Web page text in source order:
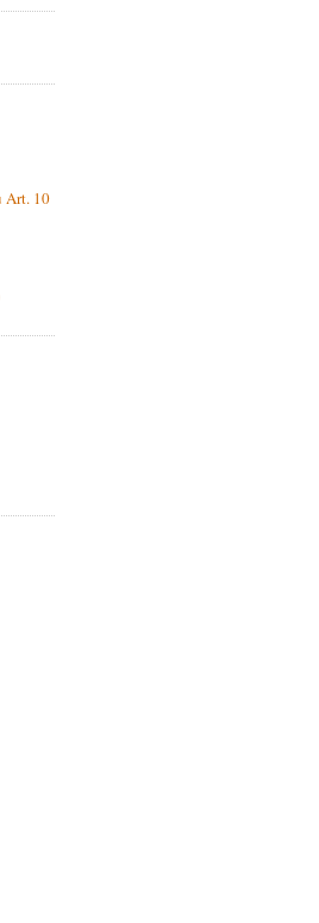
Art. 10